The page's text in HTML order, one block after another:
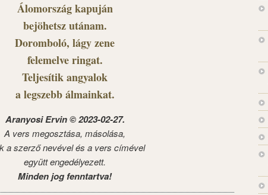
Álomország kapuján
bejöhetsz utánam.
Doromboló, lágy zene
felemelve ringat.
Teljesítik angyalok
a legszebb álmainkat.
Aranyosi Ervin © 2023-02-27.
A vers megosztása, másolása,
a szerző nevével és a vers címével
együtt engedélyezett.
Minden jog fenntartva!